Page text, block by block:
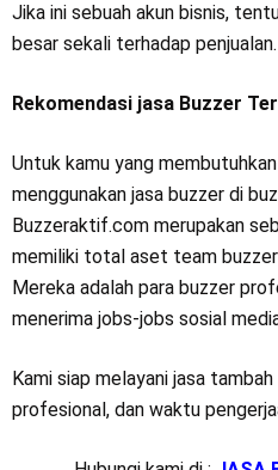
Jika ini sebuah akun bisnis,
besar sekali terhadap penjualan.
Rekomendasi jasa Buzzer
Untuk kamu yang
menggunakan jasa buzzer di
Buzzeraktif.com merupakan
memiliki total aset team buzzer
Mereka adalah para buzzer
menerima jobs-jobs sosial
Kami siap melayani jasa
profesional, dan waktu